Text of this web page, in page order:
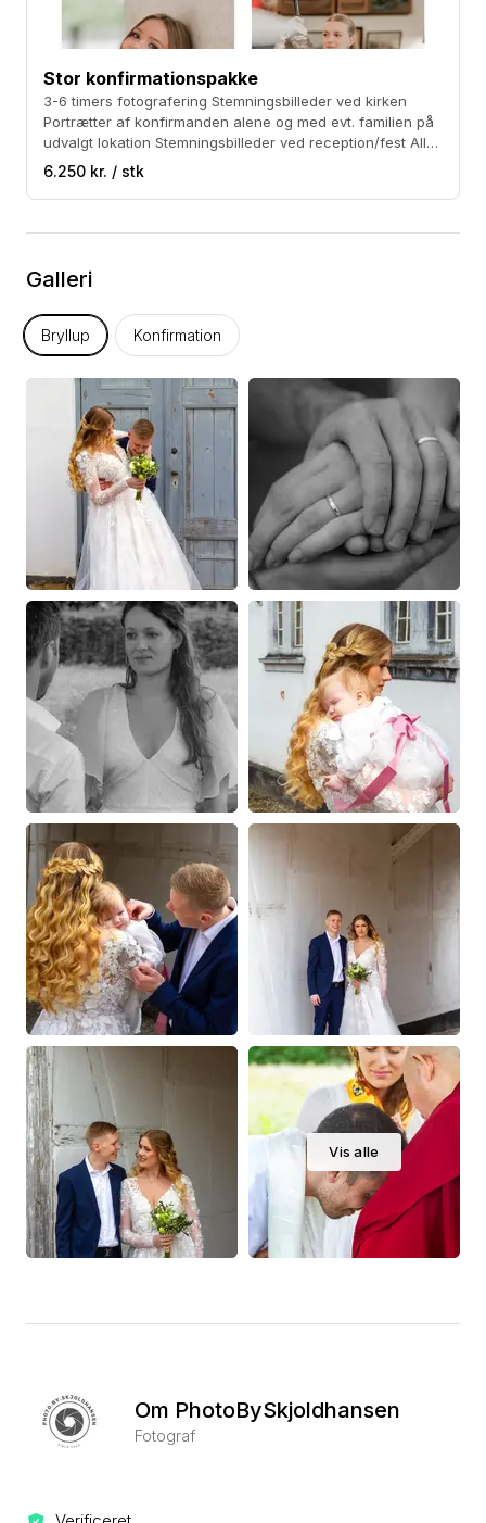
Stor konfirmationspakke
3-6 timers fotografering Stemningsbilleder ved kirken
Portrætter af konfirmanden alene og med evt. familien på
udvalgt lokation Stemningsbilleder ved reception/fest Alle
billederne i let redigeret JPEG filer samt 50-60 ekstra
redigerede. Sort/hvide billeder kan tilkøbes for 800 kr.
Prisen er med kørsel på Sjælland
6.250 kr. / stk
Galleri
Bryllup Konfirmation
Vis alle
Om PhotoBySkjoldhansen
Fotograf